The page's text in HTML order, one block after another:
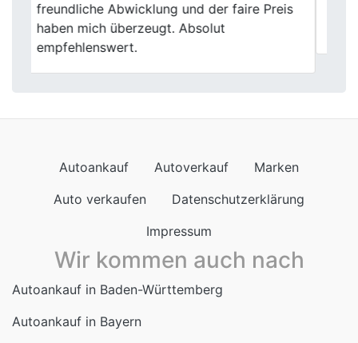
und kann diesen Händler mit besten
Gewissen weiterempfehlen. Beste Grüße
Wir kommen auch nach
Autoankauf in Baden-Württemberg
Autoankauf in Berlin